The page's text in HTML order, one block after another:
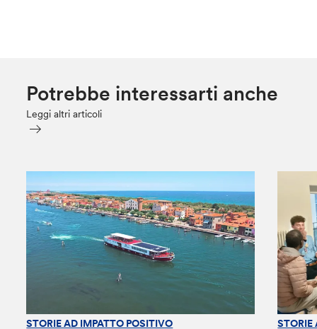
Potrebbe interessarti anche
Leggi altri articoli
STORIE AD IMPATTO POSITIVO STORIE